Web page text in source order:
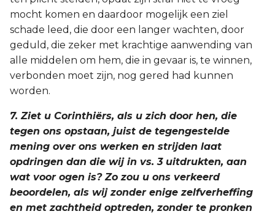
mocht komen en daardoor mogelijk een ziel
schade leed, die door een langer wachten, door
geduld, die zeker met krachtige aanwending van
alle middelen om hem, die in gevaar is, te winnen,
verbonden moet zijn, nog gered had kunnen
worden.
7. Ziet u Corinthiërs, als u zich door hen, die
tegen ons opstaan, juist de tegengestelde
mening over ons werken en strijden laat
opdringen dan die wij in vs. 3 uitdrukten, aan
wat voor ogen is? Zo zou u ons verkeerd
beoordelen, als wij zonder enige zelfverheffing
en met zachtheid optreden, zonder te pronken